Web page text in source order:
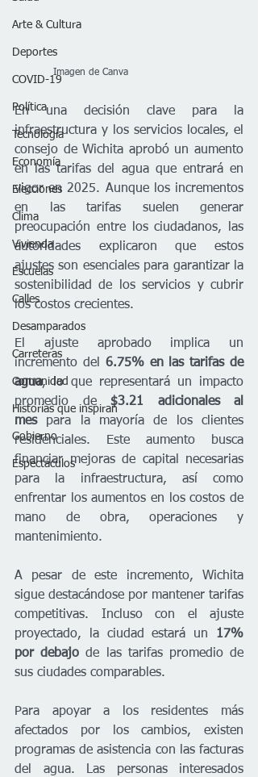
Arte & Cultura
Deportes
COVID-19
Política
Tecnología
Economía
Elecciones
Clima
Vivienda
Escuelas
Calles
Desamparados
Carreteras
Comunidad
Historias que inspiran
Gobierno
Espectáculos
            Imagen de Canva
En una decisión clave para la
infraestructura y los servicios locales, el
consejo de Wichita aprobó un aumento
en las tarifas del agua que entrará en
vigor en 2025. Aunque los incrementos
en las tarifas suelen generar
preocupación entre los ciudadanos, las
autoridades explicaron que estos
ajustes son esenciales para garantizar la
sostenibilidad de los servicios y cubrir
los costos crecientes.
El ajuste aprobado implica un
incremento del 6.75% en las tarifas de
agua, lo que representará un impacto
promedio de $3.21 adicionales al
mes para la mayoría de los clientes
residenciales. Este aumento busca
financiar mejoras de capital necesarias
para la infraestructura, así como
enfrentar los aumentos en los costos de
mano de obra, operaciones y
mantenimiento.
A pesar de este incremento, Wichita
sigue destacándose por mantener tarifas
competitivas. Incluso con el ajuste
proyectado, la ciudad estará un 17%
por debajo de las tarifas promedio de
sus ciudades comparables.
Para apoyar a los residentes más
afectados por los cambios, existen
programas de asistencia con las facturas
del agua. Las personas interesados